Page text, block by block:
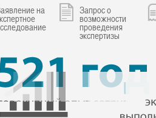
на Запрос о
возможности
проведения
экспертизы